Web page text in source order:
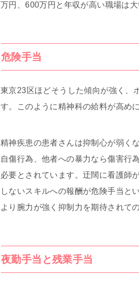
万円、600万円と年収が高い職場は大
危険手当
東京23区ほどそうした傾向が強く、
す。このように精神科の給料が高め
精神疾患の患者さんは抑制心が弱く
自傷行為、他者への暴力なら傷害行
必要とされています。迂闊に看護師
しないスキルへの報酬が危険手当と
より腕力が強く抑制力を期待されて
夜勤手当と残業手当